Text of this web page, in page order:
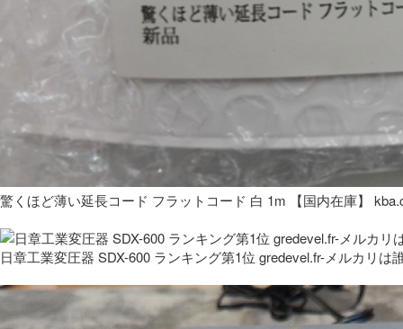
驚くほど薄い延長コード フラットコード 白 1m 【国内在庫】
日章工業変圧器 SDX-600 ランキング第1位 gredevel.fr-メルカリは